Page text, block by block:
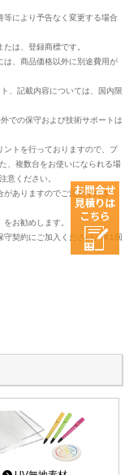
により予告なく変更する場合
は、登録商標です。
は、商品価格以外に別途費用が
、記載内容については、国内限
での保守および技術サポートは
ントを行っておりますので、プ
、複数台をお使いになられる場
意ください。
がありますのでご注意くださ
お勧めします。
契約にご加入ください。年1回